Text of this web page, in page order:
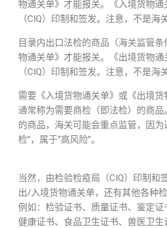
物通关单》才能报关。《入境货物通
（CIQ）印制和签发。注意，不是海关
目录内出口法检的商品（海关监管
物通关单》才能报关。《出境货物通
（CIQ）印制和签发。注意，不是海关
需要《入境货物通关单》或《出境货
通常称为需要商检（即法检）的商
的商品，海关可能会重点监管，因为
检”，属于“高风险”。
当然，由检验检疫局（CIQ）印制和
出/入境货物通关单，还有其他各种
例如：检验证书、质量证书、鉴定证
健康证书、食品卫生证书、兽医卫生